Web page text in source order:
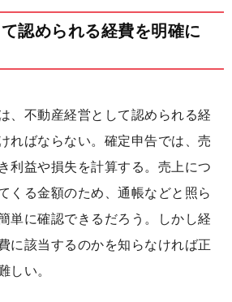
認められる経費を明確に
、不動産経営として認められる経
ればならない。確定申告では、売
利益や損失を計算する。売上につ
くる金額のため、通帳などと照ら
単に確認できるだろう。しかし経
に該当するのかを知らなければ正
しい。